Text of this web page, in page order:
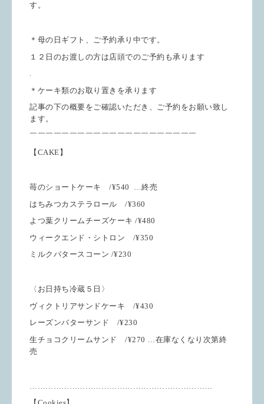
す。
＊母の日ギフト、ご予約承り中です。
１２日のお渡しの方は店頭でのご予約も承ります
.
＊ケーキ類のお取り置きを承ります
記事の下の概要をご確認いただき、ご予約をお願い致し
ます。
￣￣￣￣￣￣￣￣￣￣￣￣￣￣￣￣￣￣￣￣￣
【CAKE】
苺のショートケーキ /¥540
…終売
はちみつカステラロール /¥360
よつ葉クリームチーズケーキ /¥480
ウィークエンド・シトロン /¥350
ミルクバタースコーン /¥230
〈お日持ち冷蔵５日〉
ヴィクトリアサンドケーキ /¥430
レーズンバターサンド /¥230
生チョコクリームサンド /¥270 …在庫なくなり次第終
売